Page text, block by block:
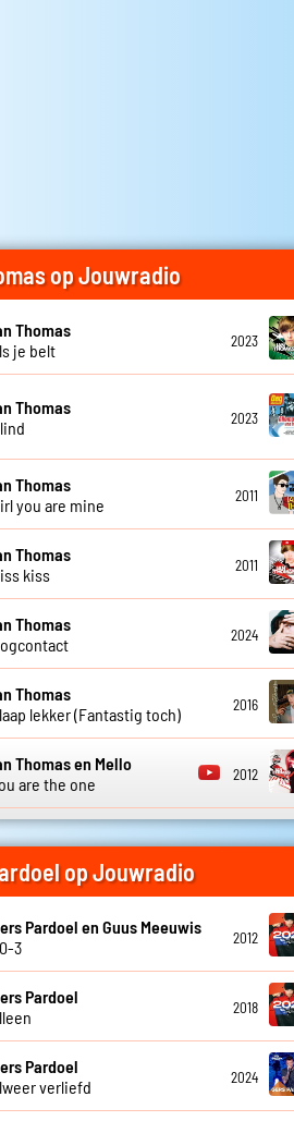
op Jouwradio
Thomas
je belt
2023
Thomas
2023
Thomas
you are mine
2011
Thomas
kiss
2011
Thomas
2024
Thomas
lekker (Fantastig toch)
2016
Thomas en Mello
are the one
2012
op Jouwradio
Pardoel en Guus Meeuwis
3
2012
Pardoel
2018
Pardoel
verliefd
2024